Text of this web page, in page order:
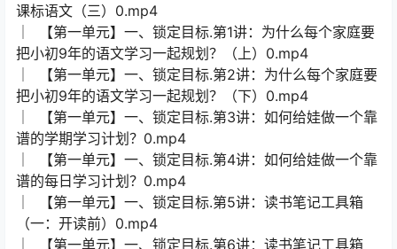
课标语文（三）0.mp4
│ 【第一单元】一、锁定目标.第1讲：为什么每个家庭要
把小初9年的语文学习一起规划？（上）0.mp4
│ 【第一单元】一、锁定目标.第2讲：为什么每个家庭要
把小初9年的语文学习一起规划？（下）0.mp4
│ 【第一单元】一、锁定目标.第3讲：如何给娃做一个靠
谱的学期学习计划？0.mp4
│ 【第一单元】一、锁定目标.第4讲：如何给娃做一个靠
谱的每日学习计划？0.mp4
│ 【第一单元】一、锁定目标.第5讲：读书笔记工具箱
（一：开读前）0.mp4
│ 【第一单元】一、锁定目标.第6讲：读书笔记工具箱